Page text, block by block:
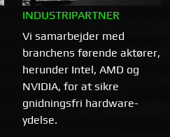
INDUSTRIPARTNER
Vi samarbejder med
branchens førende aktører,
herunder Intel, AMD og
NVIDIA, for at sikre
gnidningsfri hardware-
ydelse.